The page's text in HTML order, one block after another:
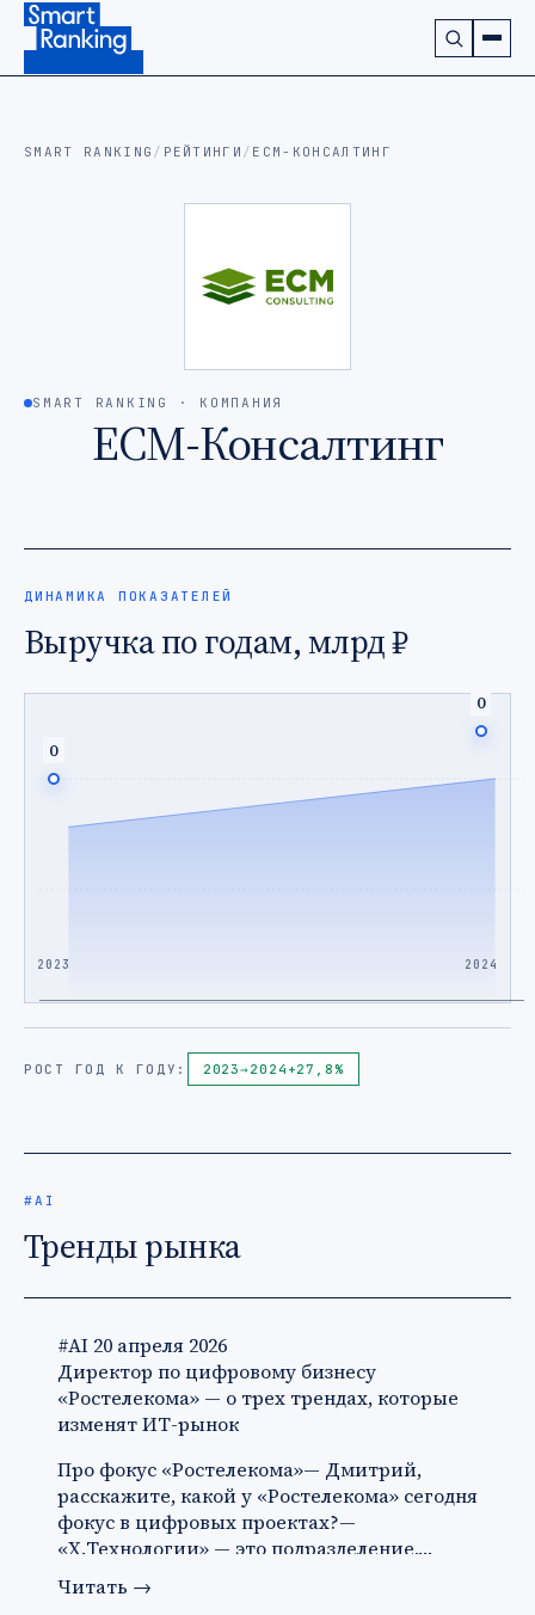
Подписаться на наш канал в Telegram (откроется в
SMART RANKING / РЕЙТИНГИ / ЕСМ-КОНСАЛТИНГ
SMART RANKING · КОМПАНИЯ
ЕСМ-Консалтинг
ДИНАМИКА ПОКАЗАТЕЛЕЙ
Выручка по годам, млрд ₽
0
0
2023 2024
РОСТ ГОД К ГОДУ: 2023→ 2024 +27,8%
#AI
Тренды рынка
#AI 20 апреля 2026
Директор по цифровому бизнесу
«Ростелекома» — о трех трендах, которые
изменят ИТ-рынок
Про фокус «Ростелекома»— Дмитрий,
расскажите, какой у «Ростелекома» сегодня
фокус в цифровых проектах?—
«X.Технологии» — это подразделение,…
Читать →